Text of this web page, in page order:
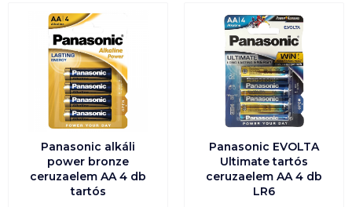
Panasonic alkáli
power bronze
ceruzaelem AA 4 db
tartós
Panasonic EVOLTA
Ultimate tartós
ceruzaelem AA 4 db
LR6